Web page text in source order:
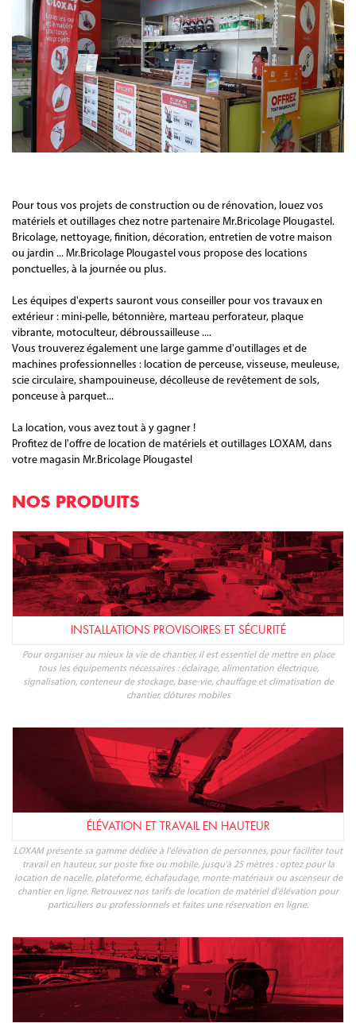
Bricolage, nettoyage, finition, décoration, entretien de votre maison
ou jardin ... Mr.Bricolage Plougastel vous propose des locations
ponctuelles, à la journée ou plus.
Les équipes d'experts sauront vous conseiller pour vos travaux en
vibrante, motoculteur, débroussailleuse ....
Vous trouverez également une large gamme d'outillages et de
machines professionnelles : location de perceuse, visseuse, meuleuse,
scie circulaire, shampouineuse, décolleuse de revêtement de sols,
ponceuse à parquet...
La location, vous avez tout à y gagner !
votre magasin Mr.Bricolage Plougastel
NOS PRODUITS
INSTALLATIONS PROVISOIRES ET SÉCURITÉ
Pour organiser au mieux la vie de chantier, il est essentiel de mettre en place
tous les équipements nécessaires : éclairage, alimentation électrique,
chantier, clôtures mobiles
ÉLÉVATION ET TRAVAIL EN HAUTEUR
LOXAM présente sa gamme dédiée à l'élévation de personnes, pour faciliter tout
travail en hauteur, sur poste fixe ou mobile, jusqu'à 25 mètres : optez pour la
chantier en ligne. Retrouvez nos tarifs de location de matériel d'élévation pour
particuliers ou professionnels et faites une réservation en ligne.
ÉNERGIE ÉLECTRIQUE ET FLUIDES